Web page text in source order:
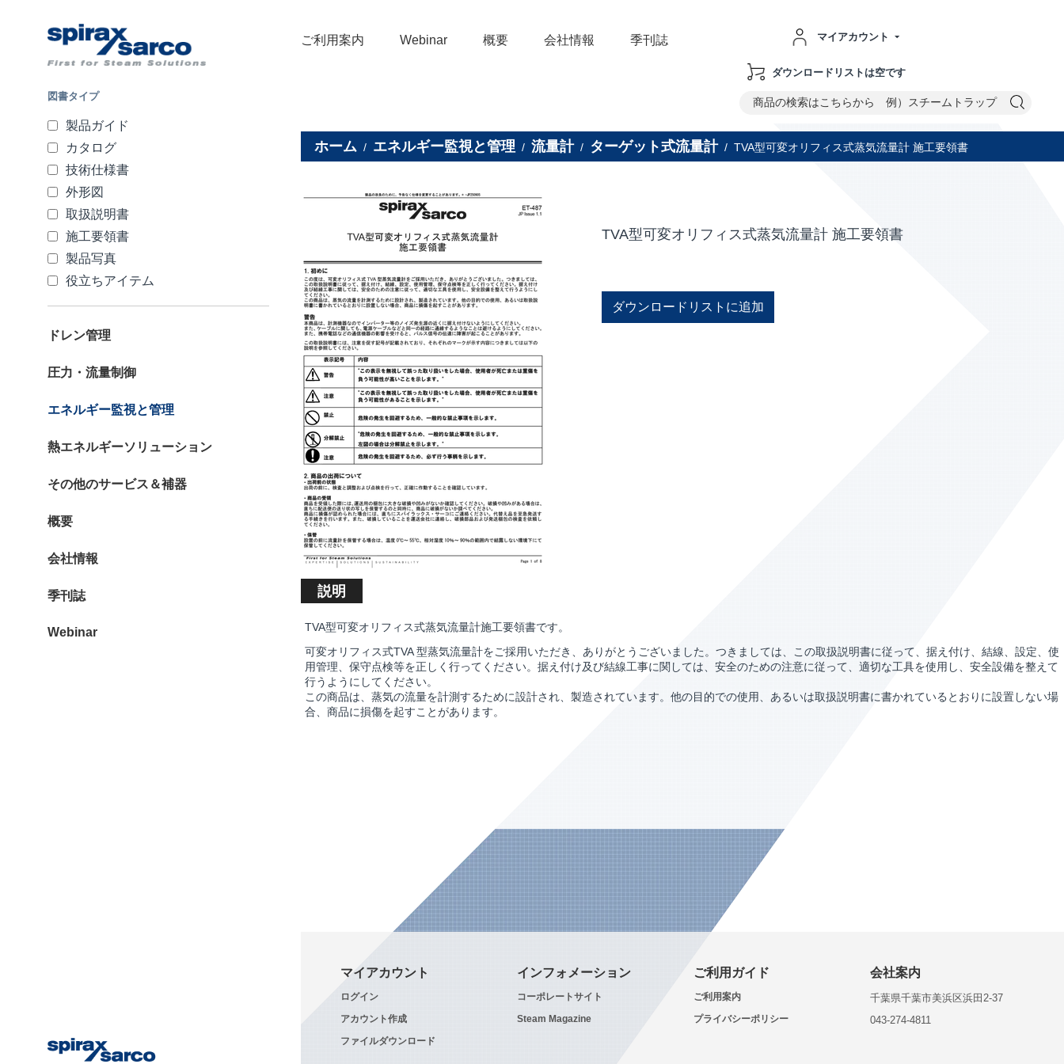
図書タイプ
製品ガイド
カタログ
技術仕様書
外形図
取扱説明書
施工要領書
製品写真
役立ちアイテム
ドレン管理
圧力・流量制御
エネルギー監視と管理
熱エネルギーソリューション
その他のサービス＆補器
概要
会社情報
季刊誌
Webinar
ご利用案内 Webinar 概要 会社情報 季刊誌 マイアカウント
ダウンロードリストは空です
ホーム / エネルギー監視と管理 / 流量計 / ターゲット式流量計 / TVA型可変オリフィス式蒸気流量計 施工要領書
TVA型可変オリフィス式蒸気流量計 施工要領書
ダウンロードリストに追加
説明
TVA型可変オリフィス式蒸気流量計施工要領書です。
可変オリフィス式TVA 型蒸気流量計をご採用いただき、ありがとうございました。つきましては、この取扱説明書に従って、据え付け、結線、設定、使
用管理、保守点検等を正しく行ってください。据え付け及び結線工事に関しては、安全のための注意に従って、適切な工具を使用し、安全設備を整えて
行うようにしてください。
この商品は、蒸気の流量を計測するために設計され、製造されています。他の目的での使用、あるいは取扱説明書に書かれているとおりに設置しない場
合、商品に損傷を起すことがあります。
マイアカウント
ログイン
アカウント作成
ファイルダウンロード
インフォメーション
コーポレートサイト
Steam Magazine
ご利用ガイド
ご利用案内
プライバシーポリシー
会社案内
千葉県千葉市美浜区浜田2-37
043-274-4811